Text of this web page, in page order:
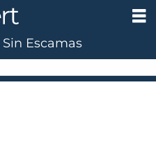
Sin Escamas